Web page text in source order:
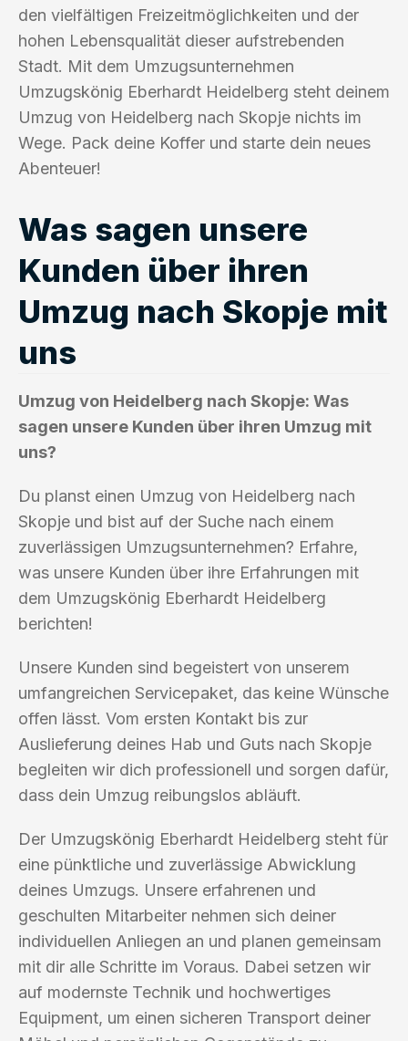
den vielfältigen Freizeitmöglichkeiten und der
hohen Lebensqualität dieser aufstrebenden
Stadt. Mit dem Umzugsunternehmen
Umzugskönig Eberhardt Heidelberg steht deinem
Umzug von Heidelberg nach Skopje nichts im
Wege. Pack deine Koffer und starte dein neues
Abenteuer!
Was sagen unsere
Kunden über ihren
Umzug nach Skopje mit
uns
Umzug von Heidelberg nach Skopje: Was
sagen unsere Kunden über ihren Umzug mit
uns?
Du planst einen Umzug von Heidelberg nach
Skopje und bist auf der Suche nach einem
zuverlässigen Umzugsunternehmen? Erfahre,
was unsere Kunden über ihre Erfahrungen mit
dem Umzugskönig Eberhardt Heidelberg
berichten!
Unsere Kunden sind begeistert von unserem
umfangreichen Servicepaket, das keine Wünsche
offen lässt. Vom ersten Kontakt bis zur
Auslieferung deines Hab und Guts nach Skopje
begleiten wir dich professionell und sorgen dafür,
dass dein Umzug reibungslos abläuft.
Der Umzugskönig Eberhardt Heidelberg steht für
eine pünktliche und zuverlässige Abwicklung
deines Umzugs. Unsere erfahrenen und
geschulten Mitarbeiter nehmen sich deiner
individuellen Anliegen an und planen gemeinsam
mit dir alle Schritte im Voraus. Dabei setzen wir
auf modernste Technik und hochwertiges
Equipment, um einen sicheren Transport deiner